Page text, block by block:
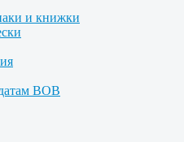
и книжки
ВОВ